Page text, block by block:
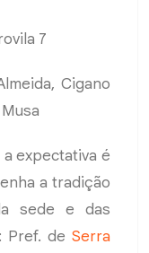
7
Cigano
expectativa é
a tradição
sede e das
Pref. de Serra